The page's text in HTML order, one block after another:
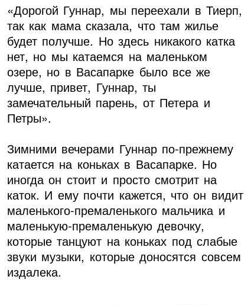
«Дорогой Гуннар, мы переехали в Тиерп,
так как мама сказала, что там жилье
будет получше. Но здесь никакого катка
нет, но мы катаемся на маленьком
озере, но в Васапарке было все же
лучше, привет, Гуннар, ты
замечательный парень, от Петера и
Петры».
Зимними вечерами Гуннар по-прежнему
катается на коньках в Васапарке. Но
иногда он стоит и просто смотрит на
каток. И ему почти кажется, что он видит
маленького-премаленького мальчика и
маленькую-премаленькую девочку,
которые танцуют на коньках под слабые
звуки музыки, которые доносятся совсем
издалека.